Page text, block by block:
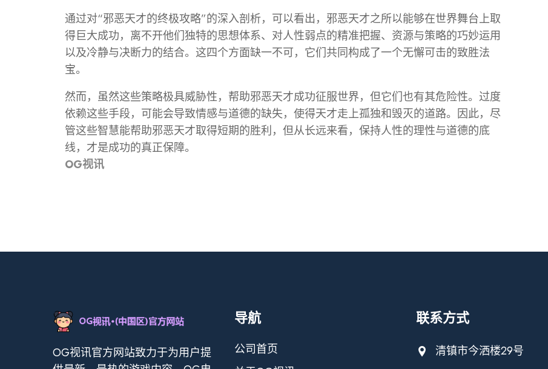
通过对“邪恶天才的终极攻略”的深入剖析，可以看出，邪恶天才之所以能够在世界舞台上取
得巨大成功，离不开他们独特的思想体系、对人性弱点的精准把握、资源与策略的巧妙运用
以及冷静与决断力的结合。这四个方面缺一不可，它们共同构成了一个无懈可击的致胜法
宝。
然而，虽然这些策略极具威胁性，帮助邪恶天才成功征服世界，但它们也有其危险性。过度
依赖这些手段，可能会导致情感与道德的缺失，使得天才走上孤独和毁灭的道路。因此，尽
管这些智慧能帮助邪恶天才取得短期的胜利，但从长远来看，保持人性的理性与道德的底
线，才是成功的真正保障。
OG视讯
OG视讯官方网站致力于为用户提
导航
公司首页
联系方式
清镇市今洒楼29号